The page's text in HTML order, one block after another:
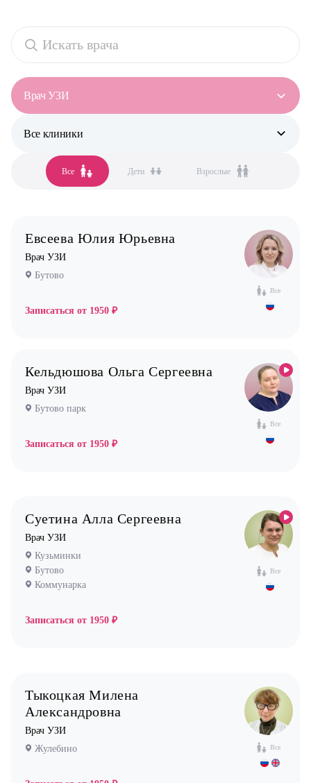
Все Дети Взрослые
Врач УЗИ
Все специальности
Аллерголог-иммунолог
Анестезиолог
Кардиолог детский
Маммолог
Нефролог
Ортопед
Оториноларинголог (лор)
Психиатр
Психолог
Пульмонолог
Стоматолог имплантолог
Стоматолог ортопед
Уролог
Физиотерапевт
Все клиники
Все клиники
Жулебино
Коммунарка
Некрасовка
Все
Евсеева Юлия Юрьевна
Врач УЗИ
Бутово
Записаться от 1950 ₽
Все
Кельдюшова Ольга Сергеевна
Врач УЗИ
Бутово парк
Записаться от 1950 ₽
Все
Суетина Алла Сергеевна
Врач УЗИ
Кузьминки
Бутово
Коммунарка
Записаться от 1950 ₽
Все
Тыкоцкая Милена
Александровна
Врач УЗИ
Жулебино